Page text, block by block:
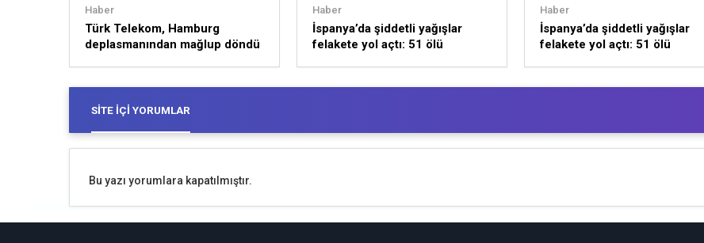
Haber
Türk Telekom, Hamburg
deplasmanından mağlup döndü
Haber
İspanya’da şiddetli yağışlar
felakete yol açtı: 51 ölü
Haber
İspanya’da şiddetli yağışlar
felakete yol açtı: 51 ölü
SITE İÇI YORUMLAR
Bu yazı yorumlara kapatılmıştır.